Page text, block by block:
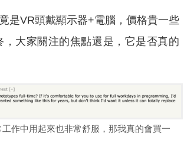
是VR頭戴顯示器+電腦，價格貴一些
，大家關注的焦點還是，它是否真的
作中用起來也非常舒服，那我真的會買一